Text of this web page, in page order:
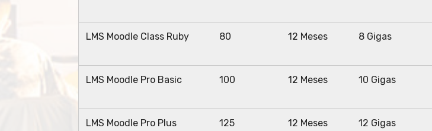
LMS Moodle Class Ruby 80 12 Meses 8 Gigas
LMS Moodle Pro Basic 100 12 Meses 10 Gigas
LMS Moodle Pro Plus 125 12 Meses 12 Gigas